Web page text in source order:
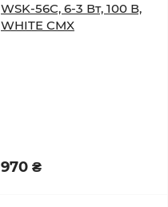
WSK-56C, 6-3 Вт, 100 В,
WHITE CMX
970 ₴